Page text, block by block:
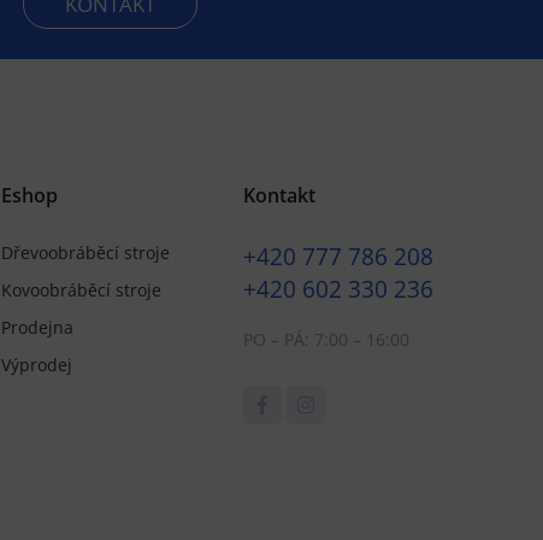
Eshop
Dřevoobráběcí stroje
Kovoobráběcí stroje
Prodejna
Výprodej
Kontakt
+420 777 786 208
+420 602 330 236
PO – PÁ: 7:00 – 16:00